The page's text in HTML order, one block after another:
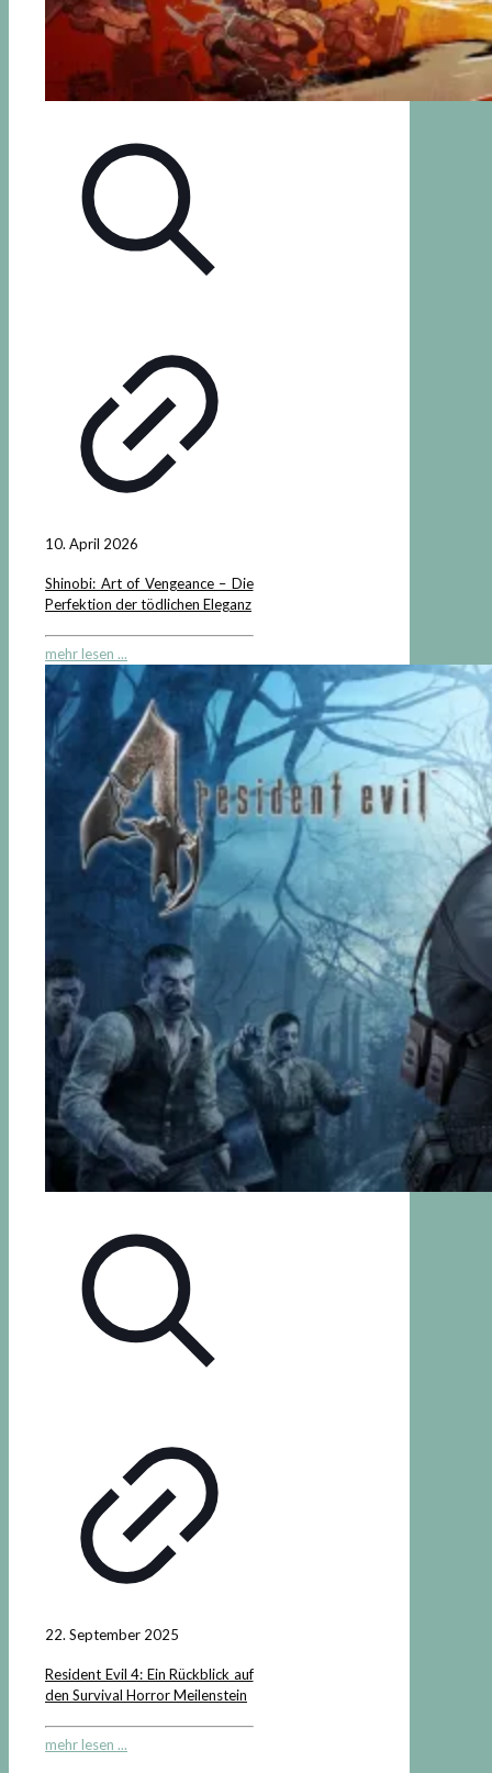
10. April 2026
Shinobi: Art of Vengeance – Die
Perfektion der tödlichen Eleganz
mehr lesen ...
22. September 2025
Resident Evil 4: Ein Rückblick auf
den Survival Horror Meilenstein
mehr lesen ...